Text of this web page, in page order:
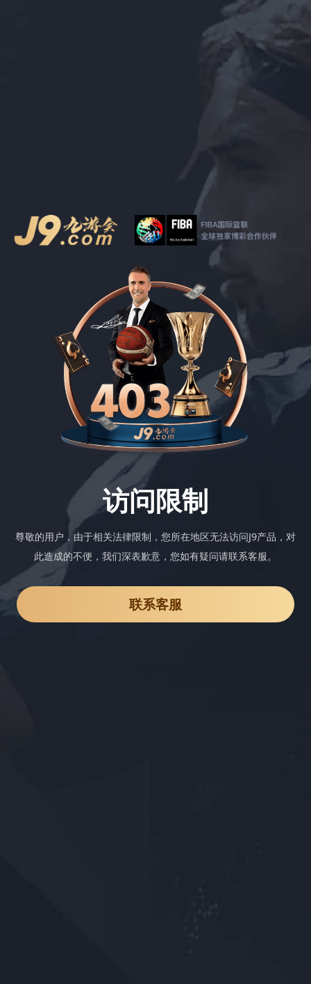
访问限制
尊敬的用户，由于相关法律限制，您所在地区无法访问J9产品，对
此造成的不便，我们深表歉意，您如有疑问请联系客服。
联系客服